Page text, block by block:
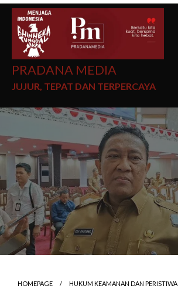
PRADANA MEDIA
JUJUR, TEPAT DAN TERPERCAYA
HOMEPAGE
HUKUM KEAMANAN DAN PERISTIWA